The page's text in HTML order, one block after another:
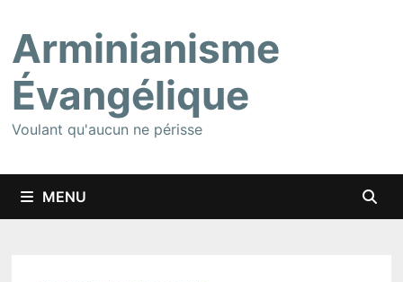
contenu
Arminianisme
Évangélique
Voulant qu'aucun ne périsse
MENU